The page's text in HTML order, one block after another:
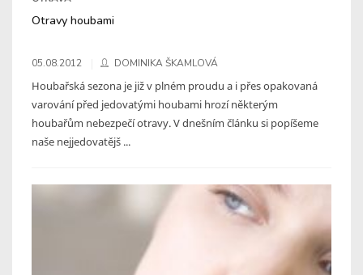
Otravy houbami
05.08.2012 DOMINIKA ŠKAMLOVÁ
Houbařská sezona je již v plném proudu a i přes opakovaná
varování před jedovatými houbami hrozí některým
houbařům nebezpečí otravy. V dnešním článku si popíšeme
naše nejjedovatějš ...